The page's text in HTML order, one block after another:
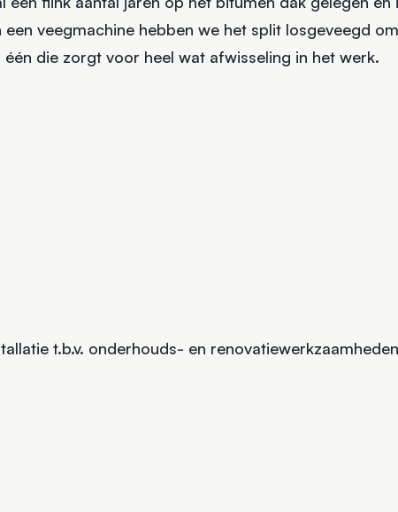
veegmachine hebben we het split losgeveegd
die zorgt voor heel wat afwisseling in het werk.
t.b.v. onderhouds- en